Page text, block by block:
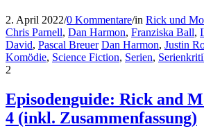
2. April 2022/0 Kommentare/in Rick und
Chris Parnell, Dan Harmon, Franziska Ball,
David, Pascal Breuer Dan Harmon, Justin
Komödie, Science Fiction, Serien,
2
Episodenguide: Rick and
4 (inkl. Zusammenfassung)